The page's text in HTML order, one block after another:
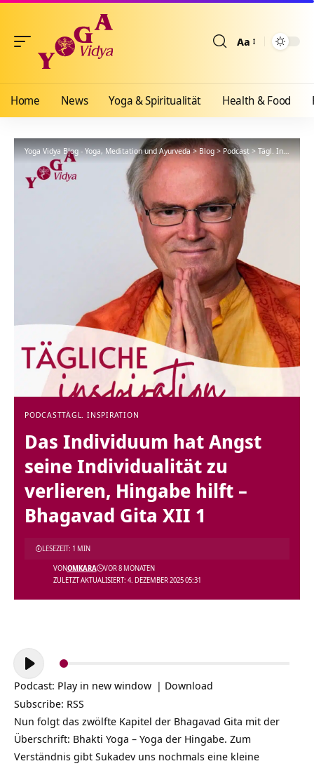
Aa
Home News Yoga & Spiritualität Health & Food
Yoga Vidya Blog - Yoga, Meditation und Ayurveda>Blog>Podcast>Tägl. Inspiration
PODCASTTÄGL. INSPIRATION
Das Individuum hat Angst
seine Individualität zu
verlieren, Hingabe hilft –
Bhagavad Gita XII 1
ZULETZT AKTUALISIERT: 4. DEZEMBER 2025 05:31
VONOMKARA VOR 8 MONATEN
LESEZEIT: 1 MIN
Audio-
Player
Podcast: Play in new window | Download
Subscribe: RSS
Nun folgt das zwölfte Kapitel der Bhagavad Gita mit der
Überschrift: Bhakti Yoga – Yoga der Hingabe. Zum
Verständnis gibt Sukadev uns nochmals eine kleine